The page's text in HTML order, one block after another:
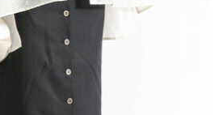
有限公司」（以下簡稱本公司）所提供，讓
買商品或服務，並由商店將買賣／分期付款
約使用本公司帳單繳交帳款。
分期」之契約關係目的，商店將以您的個人
提供予台灣大哥大進項蒐集、處理及利用，
所需資料之確認、核對及更正。
下連結：
行付款，方視為交易完成。
需立刻繳費，但若您需要取消訂單，請聯絡
取消之訂單仍視為有效，需透過AFTEE先享
先享後付 」之結帳頁面顯示為準，若有關於
退款等相關疑問，請聯繫「AFTEE先享後付
support/home
以上)免運費
以上)免運費